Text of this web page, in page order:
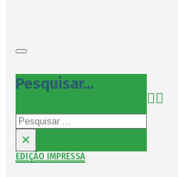
Pesquisar...
Pesquisar
×
EDIÇÃO IMPRESSA